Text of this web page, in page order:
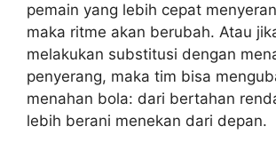
pemain yang lebih cepat
maka ritme akan berubah. Atau
melakukan substitusi dengan
penyerang, maka tim bisa
menahan bola: dari bertahan
lebih berani menekan dari depan.